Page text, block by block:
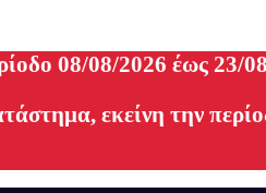
08/08/2026 έως 23/
εκείνη την